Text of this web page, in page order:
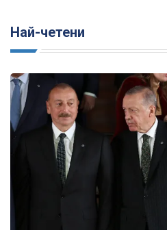
Най-четени